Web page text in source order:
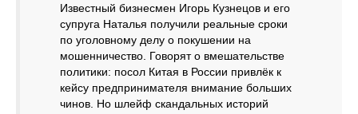
Известный бизнесмен Игорь Кузнецов и его
супруга Наталья получили реальные сроки
по уголовному делу о покушении на
мошенничество. Говорят о вмешательстве
политики: посол Китая в России привлёк к
кейсу предпринимателя внимание больших
чинов. Но шлейф скандальных историй